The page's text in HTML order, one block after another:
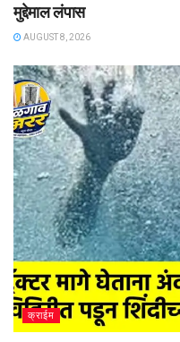
मुद्देमाल लंपास
AUGUST 8, 2026
क्राईम